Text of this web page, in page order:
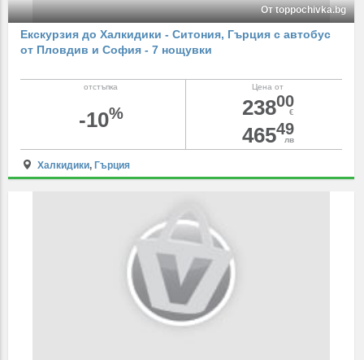
От toppochivka.bg
Екскурзия до Халкидики - Ситония, Гърция с автобус
от Пловдив и София - 7 нощувки
Цена от
23800
€
46549
лв
отстъпка
-10%
Халкидики, Гърция